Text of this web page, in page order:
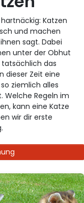
Katzen
und machen
sagt. Dabei
unter der Obhut
das
dieser Zeit eine
ziemlich alles
Welche Regeln im
kann eine Katze
wir dir erste